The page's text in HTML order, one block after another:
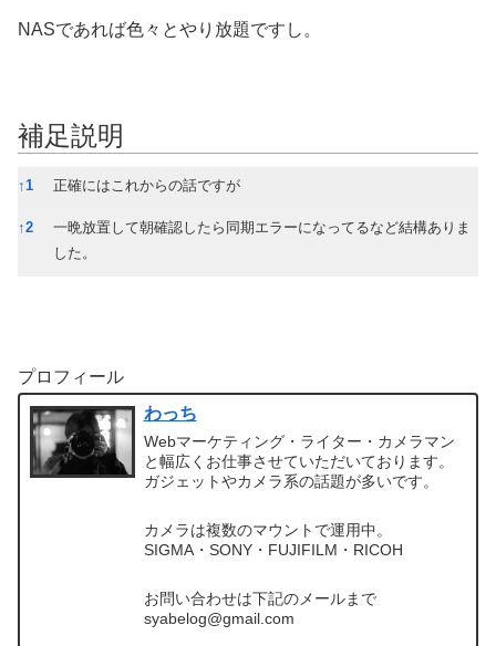
NASであれば色々とやり放題ですし。
補足説明
補足説明
↑1 正確にはこれからの話ですが
↑2
一晩放置して朝確認したら同期エラーになってるなど結構ありま
した。
プロフィール
わっち
Webマーケティング・ライター・カメラマン
と幅広くお仕事させていただいております。
ガジェットやカメラ系の話題が多いです。
カメラは複数のマウントで運用中。
SIGMA・SONY・FUJIFILM・RICOH
お問い合わせは下記のメールまで
syabelog@gmail.com